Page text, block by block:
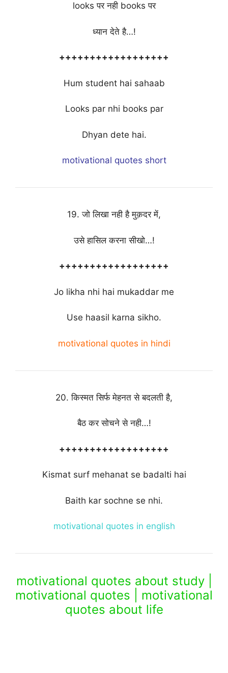
looks पर नही books पर
ध्यान देते है…!
++++++++++++++++++
Hum student hai sahaab
Looks par nhi books par
Dhyan dete hai.
motivational quotes short
19. जो लिखा नही है मुक़दर में,
उसे हासिल करना सीखो…!
++++++++++++++++++
Jo likha nhi hai mukaddar me
Use haasil karna sikho.
motivational quotes in hindi
20. किस्मत सिर्फ मेहनत से बदलती है,
बैठ कर सोचने से नही…!
++++++++++++++++++
Kismat surf mehanat se badalti hai
Baith kar sochne se nhi.
motivational quotes in english
motivational quotes about study |
motivational quotes | motivational
quotes about life